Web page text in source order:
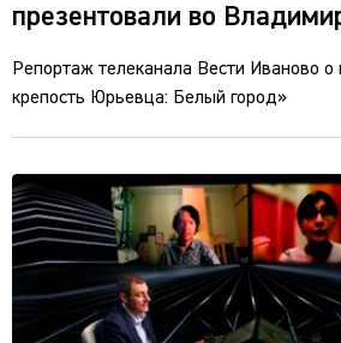
презентовали во
Репортаж телеканала Вести Иваново о
крепость Юрьевца: Белый город»